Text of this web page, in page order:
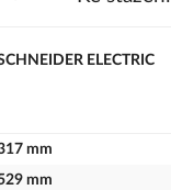
ELECTRIC
mm
mm